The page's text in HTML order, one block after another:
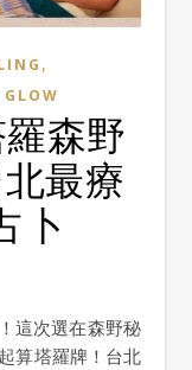
,
GLOW
森野
最療
卜
算塔羅牌！台北